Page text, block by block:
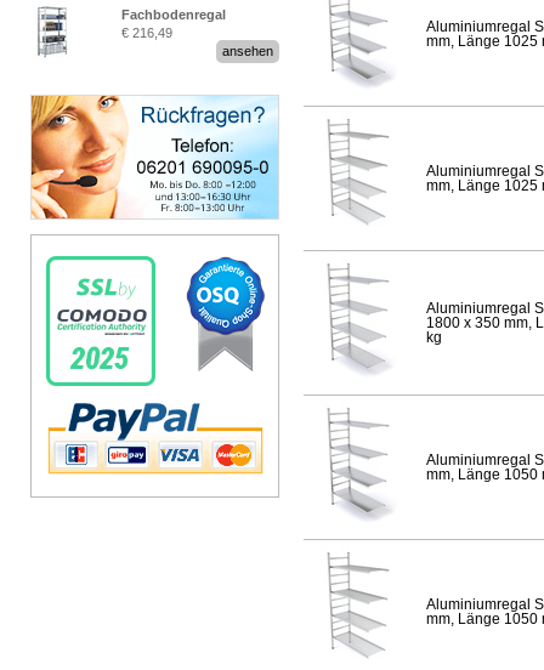
Fachbodenregal
Stecksystem MultiPlus
€ 216,49
ansehen
Aluminiumregal
mm, Länge 1025
Aluminiumregal
mm, Länge 1025
Aluminiumregal
1800 x 350 mm,
kg
Aluminiumregal
mm, Länge 1050
Aluminiumregal
mm, Länge 1050